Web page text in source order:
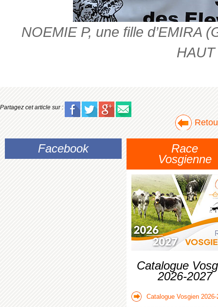
NOEMIE P, une fille d’EMIRA
Partagez cet article sur :
Facebook
Race
Vosgienne
Catalogue
2026-2027
Catalogue Vosgien 2026-